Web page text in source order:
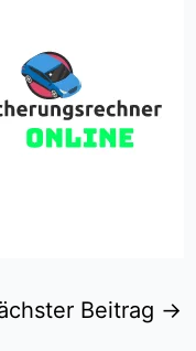
Beitrag →